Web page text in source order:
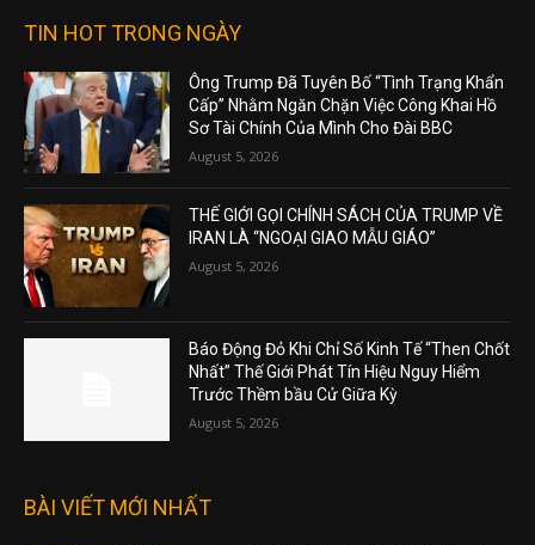
TIN HOT TRONG NGÀY
Ông Trump Đã Tuyên Bố “Tình Trạng Khẩn
Cấp” Nhằm Ngăn Chặn Việc Công Khai Hồ
Sơ Tài Chính Của Mình Cho Đài BBC
August 5, 2026
THẾ GIỚI GỌI CHÍNH SÁCH CỦA TRUMP VỀ
IRAN LÀ “NGOẠI GIAO MẪU GIÁO”
August 5, 2026
Báo Động Đỏ Khi Chỉ Số Kinh Tế “Then Chốt
Nhất” Thế Giới Phát Tín Hiệu Nguy Hiểm
Trước Thềm bầu Cử Giữa Kỳ
August 5, 2026
BÀI VIẾT MỚI NHẤT